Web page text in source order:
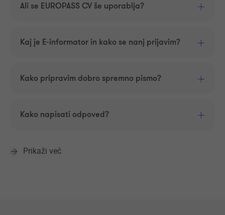
Ali se EUROPASS CV še uporablja?
Kaj je E-informator in kako se nanj prijavim?
Kako pripravim dobro spremno pismo?
Kako napisati odpoved?
Prikaži več